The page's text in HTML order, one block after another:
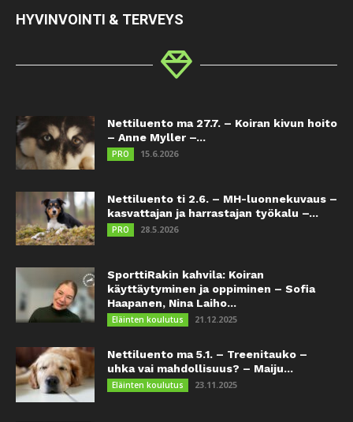
HYVINVOINTI & TERVEYS
Nettiluento ma 27.7. – Koiran kivun hoito
– Anne Myller –...
PRO 15.6.2026
Nettiluento ti 2.6. – MH-luonnekuvaus –
kasvattajan ja harrastajan työkalu –...
PRO 28.5.2026
SporttiRakin kahvila: Koiran
käyttäytyminen ja oppiminen – Sofia
Haapanen, Nina Laiho...
Eläinten koulutus 21.12.2025
Nettiluento ma 5.1. – Treenitauko –
uhka vai mahdollisuus? – Maiju...
Eläinten koulutus 23.11.2025